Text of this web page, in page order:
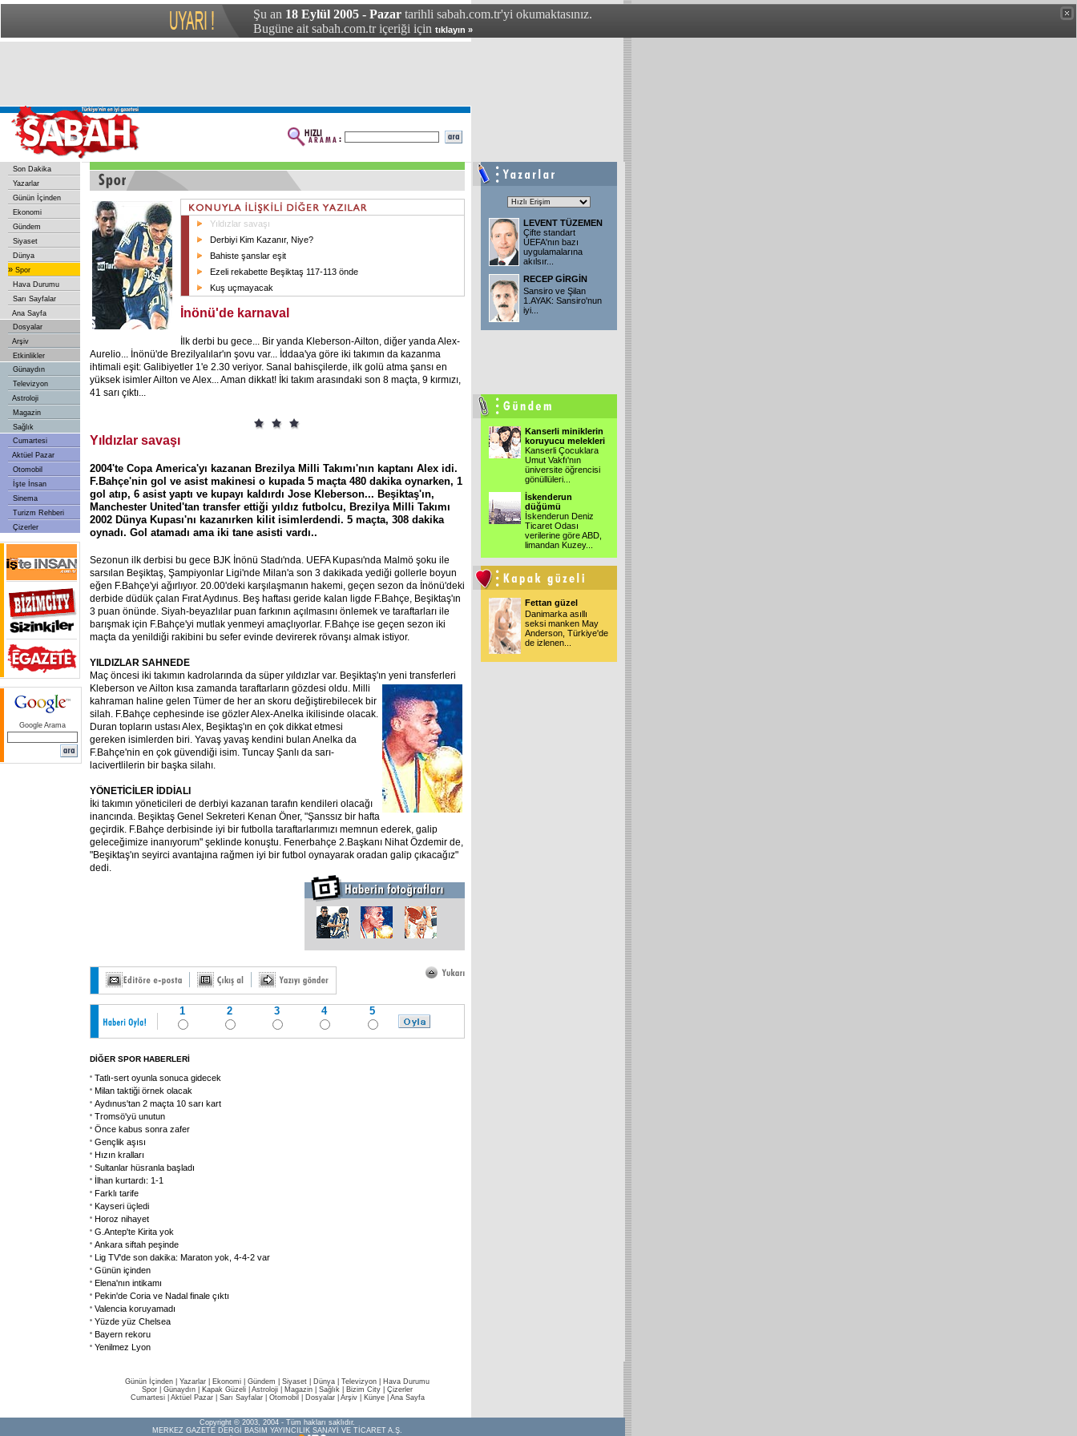
Şu an 18 Eylül 2005 - Pazar tarihli sabah.com.tr'yi okumaktasınız.
Bugüne ait sabah.com.tr içeriği için tıklayın »
Son Dakika
Yazarlar
Günün İçinden
Ekonomi
Gündem
Siyaset
Dünya
» Spor
Hava Durumu
Sarı Sayfalar
Ana Sayfa
Dosyalar
Arşiv
Etkinlikler
Günaydın
Televizyon
Astroloji
Magazin
Sağlık
Cumartesi
Aktüel Pazar
Otomobil
İşte İnsan
Sinema
Turizm Rehberi
Çizerler
Google Arama
Yıldızlar savaşı
Derbiyi Kim Kazanır, Niye?
Bahiste şanslar eşit
Ezeli rekabette Beşiktaş 117-113 önde
Kuş uçmayacak
İnönü'de karnaval
İlk derbi bu gece... Bir yanda Kleberson-Ailton, diğer yanda Alex-
Aurelio... İnönü'de Brezilyalılar'ın şovu var... İddaa'ya göre iki takımın da kazanma
ihtimali eşit: Galibiyetler 1'e 2.30 veriyor. Sanal bahisçilerde, ilk golü atma şansı en
yüksek isimler Ailton ve Alex... Aman dikkat! İki takım arasındaki son 8 maçta, 9 kırmızı,
41 sarı çıktı...
Yıldızlar savaşı
2004'te Copa America'yı kazanan Brezilya Milli Takımı'nın kaptanı Alex idi.
F.Bahçe'nin gol ve asist makinesi o kupada 5 maçta 480 dakika oynarken, 1
gol atıp, 6 asist yaptı ve kupayı kaldırdı Jose Kleberson... Beşiktaş'ın,
Manchester United'tan transfer ettiği yıldız futbolcu, Brezilya Milli Takımı
2002 Dünya Kupası'nı kazanırken kilit isimlerdendi. 5 maçta, 308 dakika
oynadı. Gol atamadı ama iki tane asisti vardı..
Sezonun ilk derbisi bu gece BJK İnönü Stadı'nda. UEFA Kupası'nda Malmö şoku ile
sarsılan Beşiktaş, Şampiyonlar Ligi'nde Milan'a son 3 dakikada yediği gollerle boyun
eğen F.Bahçe'yi ağırlıyor. 20.00'deki karşılaşmanın hakemi, geçen sezon da İnönü'deki
derbide düdük çalan Fırat Aydınus. Beş haftası geride kalan ligde F.Bahçe, Beşiktaş'ın
3 puan önünde. Siyah-beyazlılar puan farkının açılmasını önlemek ve taraftarları ile
barışmak için F.Bahçe'yi mutlak yenmeyi amaçlıyorlar. F.Bahçe ise geçen sezon iki
maçta da yenildiği rakibini bu sefer evinde devirerek rövanşı almak istiyor.
YILDIZLAR SAHNEDE
Maç öncesi iki takımın kadrolarında da süper yıldızlar var. Beşiktaş'ın yeni transferleri
Kleberson ve Ailton kısa zamanda taraftarların gözdesi oldu. Milli
kahraman haline gelen Tümer de her an skoru değiştirebilecek bir
silah. F.Bahçe cephesinde ise gözler Alex-Anelka ikilisinde olacak.
Duran topların ustası Alex, Beşiktaş'ın en çok dikkat etmesi
gereken isimlerden biri. Yavaş yavaş kendini bulan Anelka da
F.Bahçe'nin en çok güvendiği isim. Tuncay Şanlı da sarı-
lacivertlilerin bir başka silahı.
YÖNETİCİLER İDDİALI
İki takımın yöneticileri de derbiyi kazanan tarafın kendileri olacağı
inancında. Beşiktaş Genel Sekreteri Kenan Öner, "Şanssız bir hafta
geçirdik. F.Bahçe derbisinde iyi bir futbolla taraftarlarımızı memnun ederek, galip
geleceğimize inanıyorum" şeklinde konuştu. Fenerbahçe 2.Başkanı Nihat Özdemir de,
"Beşiktaş'ın seyirci avantajına rağmen iyi bir futbol oynayarak oradan galip çıkacağız"
dedi.
1 2 3 4 5
DİĞER SPOR HABERLERİ
Tatlı-sert oyunla sonuca gidecek
Milan taktiği örnek olacak
Aydınus'tan 2 maçta 10 sarı kart
Tromsö'yü unutun
Önce kabus sonra zafer
Gençlik aşısı
Hızın kralları
Sultanlar hüsranla başladı
İlhan kurtardı: 1-1
Farklı tarife
Kayseri üçledi
Horoz nihayet
G.Antep'te Kirita yok
Ankara siftah peşinde
Lig TV'de son dakika: Maraton yok, 4-4-2 var
Günün içinden
Elena'nın intikamı
Pekin'de Coria ve Nadal finale çıktı
Valencia koruyamadı
Yüzde yüz Chelsea
Bayern rekoru
Yenilmez Lyon
LEVENT TÜZEMEN
Çifte standart
UEFA'nın bazı
uygulamalarına
akılsır...
RECEP GİRGİN
Sansiro ve Şilan
1.AYAK: Sansiro'nun
iyi...
Kanserli miniklerin
koruyucu melekleri
Kanserli Çocuklara
Umut Vakfı'nın
üniversite öğrencisi
gönüllüleri...
İskenderun
düğümü
İskenderun Deniz
Ticaret Odası
verilerine göre ABD,
limandan Kuzey...
Fettan güzel
Danimarka asıllı
seksi manken May
Anderson, Türkiye'de
de izlenen...
Günün İçinden Yazarlar Ekonomi Gündem Siyaset Dünya | Televizyon
Hava Durumu
Spor
Günaydın Kapak Güzeli Astroloji Magazin Sağlık Bizim City
Çizerler
Cumartesi| Aktüel Pazar| Sarı Sayfalar| Otomobil Dosyalar| Arşiv| Künye| Ana Sayfa
Copyright © 2003, 2004 - Tüm hakları saklıdır.
MERKEZ GAZETE DERGİ BASIM YAYINCILIK SANAYİ VE TİCARET A.Ş.